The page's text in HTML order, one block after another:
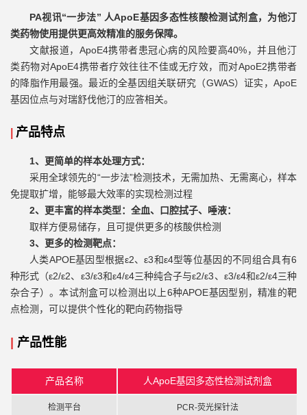
PA视讯“一步法” 人ApoE基因多态性核酸检测试剂盒，为他汀
类药物使用提供更高效精准的服务保障。
文献报道，ApoE4携带者患冠心病的风险要高40%，并且他汀
类药物对ApoE4携带者疗效往往不佳或无疗效，而对ApoE2携带者
的降脂作用最强。最近的全基因组关联研究（GWAS）证实，ApoE
基因位点与对瑞舒伐他汀的应答相关。
产品特点
1、更简单的样本处理方式：
采用全球领先的“一步法”检测技术，无需加热、无需离心，样本
免提取扩增，能够最大效率的实现检测过程
2、更丰富的样本类型：全血、口腔拭子、唾液：
取样方便易储存，且可提供更多的核酸供检测
3、更多的检测靶点：
人类APOE基因型根据ε2、ε3和ε4型等位基因的不同组合具有6
种形式（ε2/ε2、ε3/ε3和ε4/ε4三种纯合子与ε2/ε3、ε3/ε4和ε2/ε4三种
杂合子）。本试剂盒可以检测出以上6种APOE基因型别，精准的靶
点检测，可以提供个性化的靶向药物指导
产品性能
产品名称 人ApoE基因多态性检测试剂盒
检测平台 PCR-荧光探针法